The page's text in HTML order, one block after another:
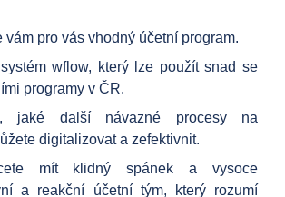
vám pro vás vhodný účetní program.
wflow, který lze použít snad se
programy v ČR.
jaké další návazné procesy na
digitalizovat a zefektivnit.
mít klidný spánek a vysoce
a reakční účetní tým, který rozumí